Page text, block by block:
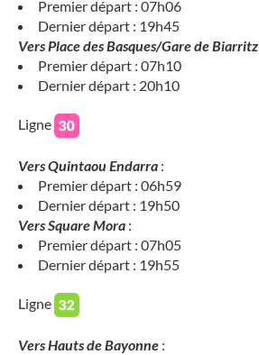
Premier départ : 07h06
Dernier départ : 19h45
Vers Place des Basques/Gare de Biarritz
Premier départ : 07h10
Dernier départ : 20h10
Ligne
Vers Quintaou Endarra :
Premier départ : 06h59
Dernier départ : 19h50
Vers Square Mora :
Premier départ : 07h05
Dernier départ : 19h55
Ligne
Vers Hauts de Bayonne :